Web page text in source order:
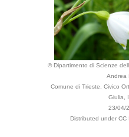
© Dipartimento di Scienze
Andrea
Comune di Trieste, Civico
Giulia,
23/04/
Distributed under CC